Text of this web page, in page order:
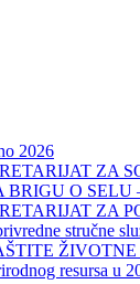
2026
ZA
O SELU –
ZA
stručne
ŽIVOTNE
resursa u